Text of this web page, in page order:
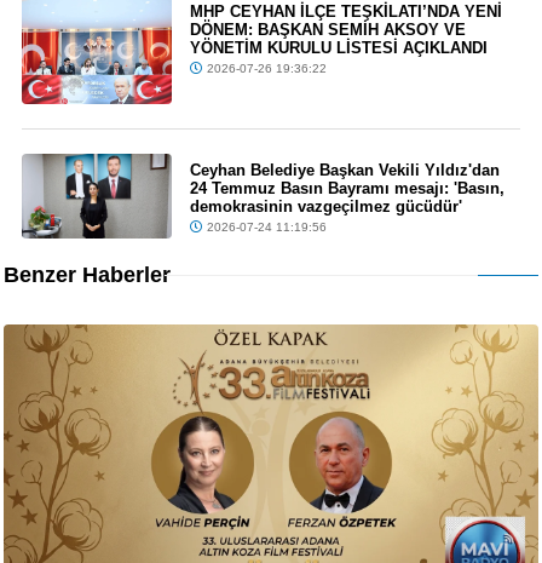
MHP CEYHAN İLÇE TEŞKİLATI’NDA YENİ
DÖNEM: BAŞKAN SEMİH AKSOY VE
YÖNETİM KURULU LİSTESİ AÇIKLANDI
2026-07-26 19:36:22
Ceyhan Belediye Başkan Vekili Yıldız'dan
24 Temmuz Basın Bayramı mesajı: 'Basın,
demokrasinin vazgeçilmez gücüdür'
2026-07-24 11:19:56
Benzer Haberler